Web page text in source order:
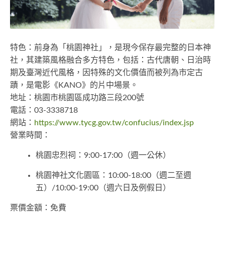
特色：前身為「桃園神社」，是現今保存最完整的日本神
社，其建築風格融合多方特色，包括：古代唐朝、日治時
期及臺灣近代風格，因特殊的文化價值而被列為市定古
蹟，是電影《KANO》的片中場景。
地址：桃園市桃園區成功路三段200號
電話：03-3338718
網站： https://www.tycg.gov.tw/confucius/index.jsp
營業時間：
桃園忠烈祠：9:00-17:00（週一公休）
桃園神社文化園區：10:00-18:00（週二至週
五）/10:00-19:00（週六日及例假日）
票價金額：免費